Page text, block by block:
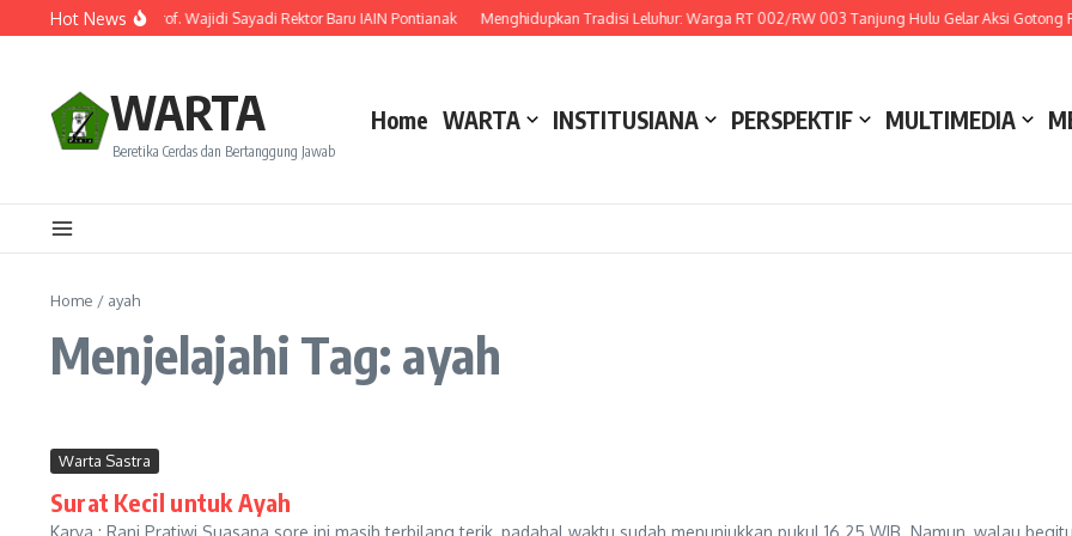
Lewati ke konten
Hot News
Ini Rekam Jejak Prof. Wajidi Sayadi Rektor Baru IAIN Pontianak Menghidupkan Tradisi Leluhur: Warga RT 002/RW 003 Tanjung Hulu Gelar Aksi Gotong
WARTA
Beretika Cerdas dan Bertanggung Jawab
Home WARTA INSTITUSIANA PERSPEKTIF MULTIMEDIA
Home / ayah
Menjelajahi Tag: ayah
Warta Sastra
Surat Kecil untuk Ayah
Karya : Rani Pratiwi Suasana sore ini masih terbilang terik, padahal waktu sudah menunjukkan pukul 16.25 WIB. Namun, walau